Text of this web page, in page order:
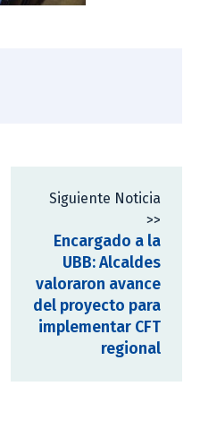
Siguiente Noticia
>>
Encargado a la
UBB: Alcaldes
valoraron avance
del proyecto para
implementar CFT
regional